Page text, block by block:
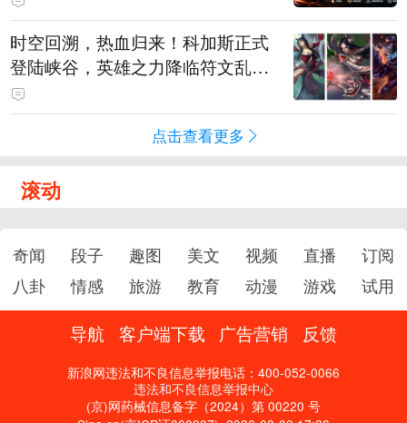
时空回溯，热血归来！科加斯正式
登陆峡谷，英雄之力降临符文乱
斗！
点击查看更多
滚动
奇闻 段子 趣图 美文 视频 直播
订阅
八卦
情感 旅游 教育 动漫 游戏 试用
导航 客户端下载 广告营销 反馈
新浪网违法和不良信息举报电话：400-052-0066
违法和不良信息举报中心
(京)网药械信息备字（2024）第 00220 号